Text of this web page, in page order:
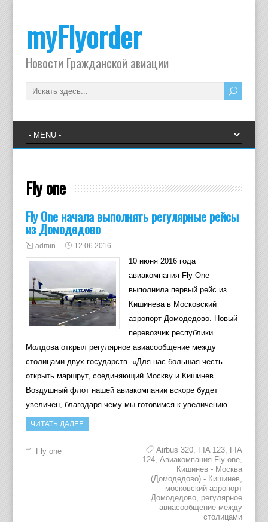
myFlyorder
Новости Гражданской авиации
Fly one
Fly One начала выполнять регулярные рейсы
из Домодедово
admin 12.06.2016
10 июня 2016 года
авиакомпания Fly One
выполнила первый рейс из
Кишинева в Московский
аэропорт Домодедово. Новый
перевозчик республики
Молдова открыл регулярное авиасообщение между
столицами двух государств. «Для нас большая честь
открыть маршрут, соединяющий Москву и Кишинев.
Воздушный флот нашей авиакомпании вскоре будет
увеличен, благодаря чему мы готовимся к увеличению…
ЧИТАТЬ ДАЛЕЕ
Fly one Airbus 320, FIA 123, FIA
124,Авиакомпания Fly one,
Кишинев - Москва
(Домодедово) - Кишинев,
московский аэропорт
Домодедово, регулярное
авиасообщение между
столицами